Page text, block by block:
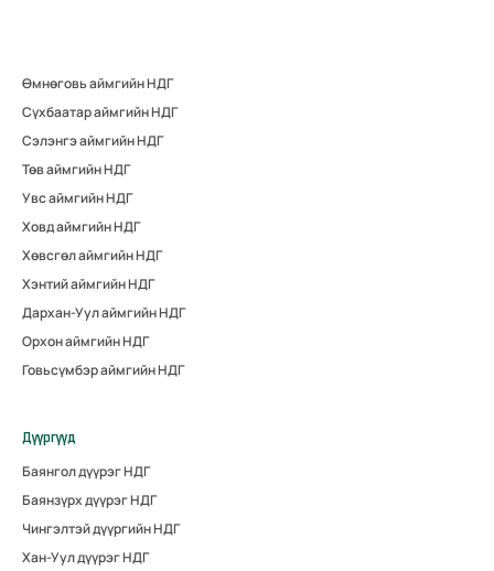
Өмнөговь аймгийн НДГ
Сүхбаатар аймгийн НДГ
Сэлэнгэ аймгийн НДГ
Төв аймгийн НДГ
Увс аймгийн НДГ
Ховд аймгийн НДГ
Хөвсгөл аймгийн НДГ
Хэнтий аймгийн НДГ
Дархан-Уул аймгийн НДГ
Орхон аймгийн НДГ
Говьсүмбэр аймгийн НДГ
Дүүргүүд
Баянгол дүүрэг НДГ
Баянзүрх дүүрэг НДГ
Чингэлтэй дүүргийн НДГ
Хан-Уул дүүрэг НДГ